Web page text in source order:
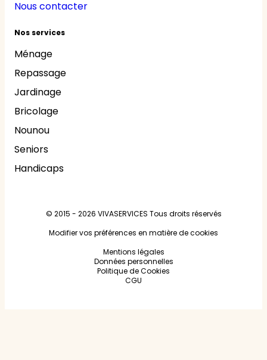
Nous contacter
Nos services
Ménage
Repassage
Jardinage
Bricolage
Nounou
Seniors
Handicaps
© 2015 - 2026 VIVASERVICES Tous droits réservés
Modifier vos préférences en matière de cookies
Mentions légales
Données personnelles
Politique de Cookies
CGU